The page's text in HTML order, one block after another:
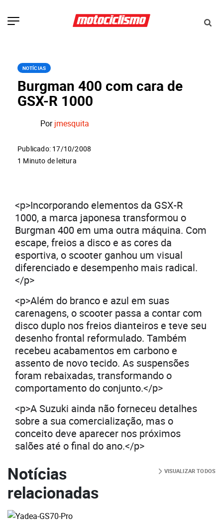
NOTÍCIAS
Burgman 400 com cara de
GSX-R 1000
Porjmesquita
Publicado: 17/10/2008
1 Minuto de leitura
<p>Incorporando elementos da GSX-R
1000, a marca japonesa transformou o
Burgman 400 em uma outra máquina. Com
escape, freios a disco e as cores da
esportiva, o scooter ganhou um visual
diferenciado e desempenho mais radical.
</p>
<p>Além do branco e azul em suas
carenagens, o scooter passa a contar com
disco duplo nos freios dianteiros e teve seu
desenho frontal reformulado. Também
recebeu acabamentos em carbono e
assento de novo tecido. As suspensões
foram rebaixadas, transformando o
comportamento do conjunto.</p>
<p>A Suzuki ainda não forneceu detalhes
sobre a sua comercialização, mas o
conceito deve aparecer nos próximos
salões até o final do ano.</p>
Notícias
relacionadas
VISUALIZAR TODOS